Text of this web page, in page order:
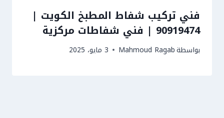
فني تركيب شفاط المطبخ الكويت |
90919474 | فني شفاطات مركزية
بواسطةMahmoud Ragab 3 مايو، 2025